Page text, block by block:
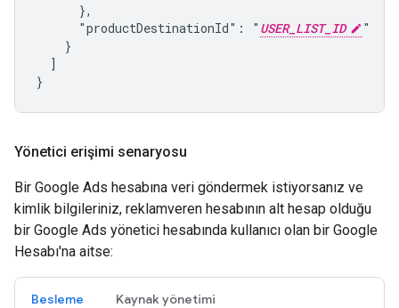
      },
      "productDestinationId": "
USER_LIST_ID
"
    }
  ]
}
Yönetici erişimi senaryosu
Bir Google Ads hesabına veri göndermek istiyorsanız ve
kimlik bilgileriniz, reklamveren hesabının alt hesap olduğu
bir Google Ads yönetici hesabında kullanıcı olan bir Google
Hesabı'na aitse:
Besleme Kaynak yönetimi